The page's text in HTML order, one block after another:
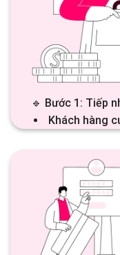
🔹 Bước 1: Tiếp
Khách hàng